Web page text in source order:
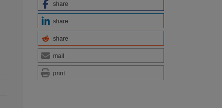
share
share
share
mail
print